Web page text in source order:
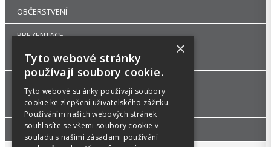
OBČERSTVENÍ
PREZENTACE
DROGERIE
KANCELÁŘSKÝ NÁBYTEK
ŠKOLA, VÝTVARNÉ POTŘEBY
PŘÍSLUŠENSTVÍ
×
Tyto webové stránky
používají soubory cookie.
Tyto webové stránky používají soubory
cookie ke zlepšení uživatelského zážitku.
Používáním našich webových stránek
souhlasíte se všemi soubory cookie v
souladu s našimi zásadami používání